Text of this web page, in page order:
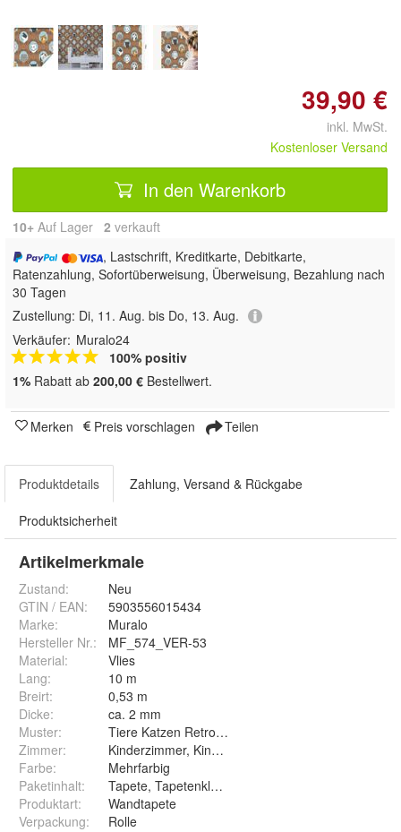
39,90 €
inkl. MwSt.
Kostenloser Versand
In den Warenkorb
10+ Auf Lager 2 verkauft
, Lastschrift, Kreditkarte, Debitkarte,
Ratenzahlung, Sofortüberweisung, Überweisung, Bezahlung nach
30 Tagen
Zustellung: Di, 11. Aug. bis Do, 13. Aug.
Verkäufer: Muralo24
100% positiv
1% Rabatt ab 200,00 € Bestellwert.
Merken Preis vorschlagen Teilen
Produktdetails Zahlung, Versand & Rückgabe
Produktsicherheit
Artikelmerkmale
Zustand:
Neu
GTIN / EAN:
5903556015434
Marke:
Muralo
Hersteller Nr.:
MF_574_VER-53
Material:
Vlies
Lang:
10 m
Breirt:
0,53 m
Dicke:
ca. 2 mm
Muster:
Tiere Katzen Retro Wandbilder Pflanzen
Zimmer:
Kinderzimmer, Kinderstube, Spielzimmer
Farbe:
Mehrfarbig
Paketinhalt:
Tapete, Tapetenkleister, Montageanleitung
Produktart:
Wandtapete
Verpackung: Rolle